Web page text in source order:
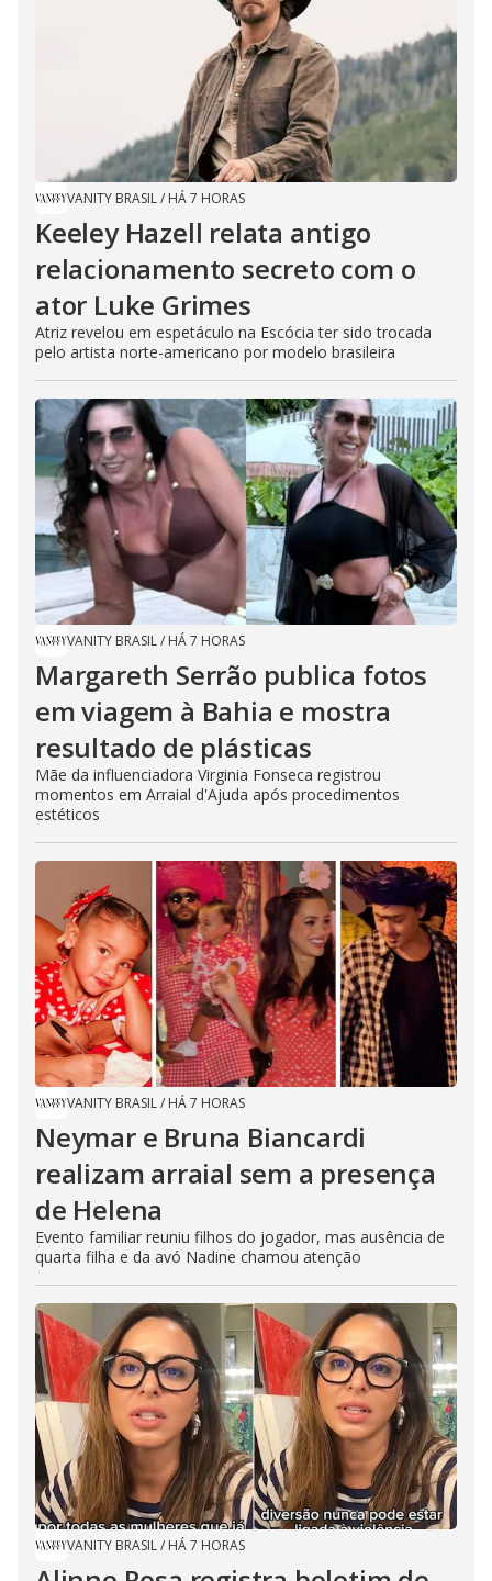
VANITY BRASIL/ HÁ 7 HORAS
Keeley Hazell relata antigo
relacionamento secreto com o
ator Luke Grimes
Atriz revelou em espetáculo na Escócia ter sido trocada
pelo artista norte-americano por modelo brasileira
VANITY BRASIL/ HÁ 7 HORAS
Margareth Serrão publica fotos
em viagem à Bahia e mostra
resultado de plásticas
Mãe da influenciadora Virginia Fonseca registrou
momentos em Arraial d'Ajuda após procedimentos
estéticos
VANITY BRASIL/ HÁ 7 HORAS
Neymar e Bruna Biancardi
realizam arraial sem a presença
de Helena
Evento familiar reuniu filhos do jogador, mas ausência de
quarta filha e da avó Nadine chamou atenção
VANITY BRASIL/ HÁ 7 HORAS